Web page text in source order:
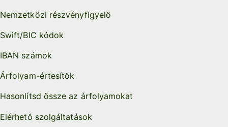
Nemzetközi részvényfigyelő
Swift/BIC kódok
IBAN számok
Árfolyam-értesítők
Hasonlítsd össze az árfolyamokat
Elérhető szolgáltatások